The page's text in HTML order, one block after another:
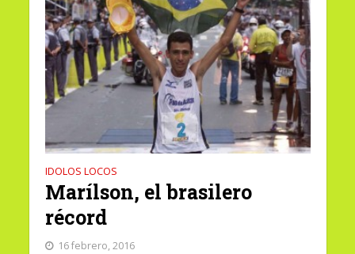
IDOLOS LOCOS
Marílson, el brasilero
récord
16 febrero, 2016